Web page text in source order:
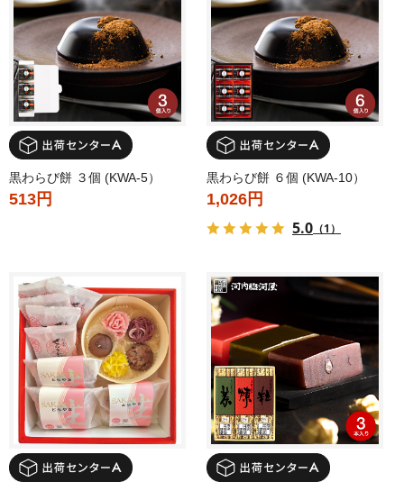
黒わらび餅 ３個 (KWA-5）
513円
黒わらび餅 ６個 (KWA-10）
1,026円
5.0 （1）